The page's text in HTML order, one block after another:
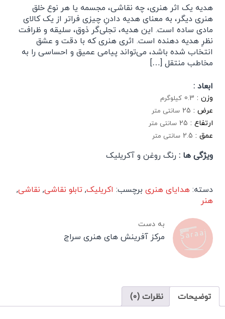
هدیه یک اثر هنری، چه نقاشی، مجسمه یا هر نوع خلق
هنری دیگر، به معنای هدیه دادنِ چیزی فراتر از یک کالای
مادی ساده است. این هدیه، تجلی‌گر ذوق، سلیقه و ظرافت
نظرِ هدیه دهنده است. اثری هنری که با دقت و عشق
انتخاب شده باشد، می‌تواند پیامی عمیق و احساسی را به
مخاطب منتقل […]
ابعاد :
وزن : 0.3 کیلوگرم
عرض : 25 سانتی متر
ارتفاع : 25 سانتی متر
عمق : 2.5 سانتی متر
ویژگی ها : رنگ روغن و آکریلیک
دسته:هدایای هنری برچسب: اکریلیک,تابلو نقاشی, نقاشی,
هنر
به دست
مرکز آفرینش های هنری سراج
توضیحات نظرات (0)